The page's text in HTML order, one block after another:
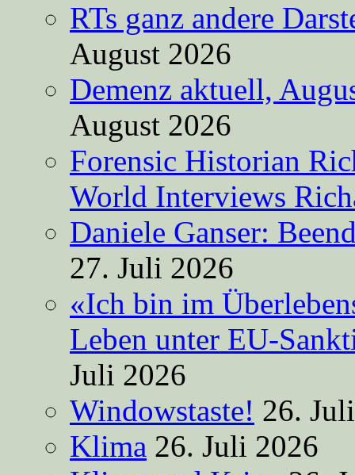
RTs ganz andere
August 2026
Demenz aktuell,
August 2026
Forensic Historian
World Interviews
Daniele Ganser:
27. Juli 2026
«Ich bin im
Leben unter EU-
Juli 2026
Windowstaste! 26.
Klima 26. Juli 2026